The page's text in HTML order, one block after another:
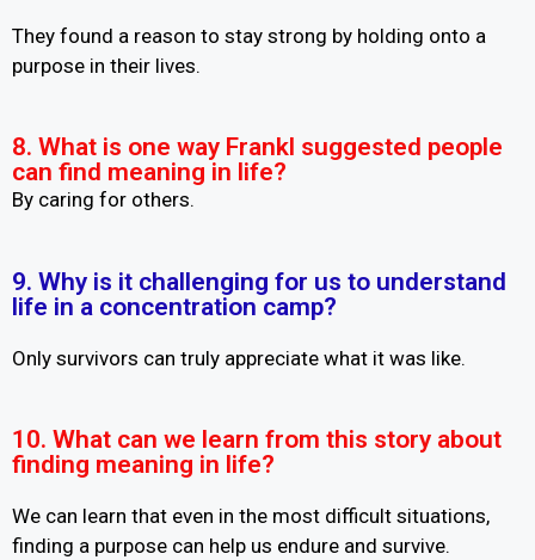
They found a reason to stay strong by holding onto a
purpose in their lives.
8. What is one way Frankl suggested people
can find meaning in life?
By caring for others.
9. Why is it challenging for us to understand
life in a concentration camp?
Only survivors can truly appreciate what it was like.
10. What can we learn from this story about
finding meaning in life?
We can learn that even in the most difficult situations,
finding a purpose can help us endure and survive.